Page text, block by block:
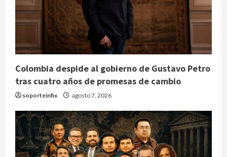
Colombia despide al gobierno de Gustavo Petro
tras cuatro años de promesas de cambio
soporteinfix agosto 7, 2026